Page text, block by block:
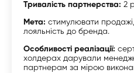
Тривалість партнерства: 2
Мета: стимулювати
лояльність до бренда.
Особливості реалізації:
холдерах дарували
партнерам за мірою